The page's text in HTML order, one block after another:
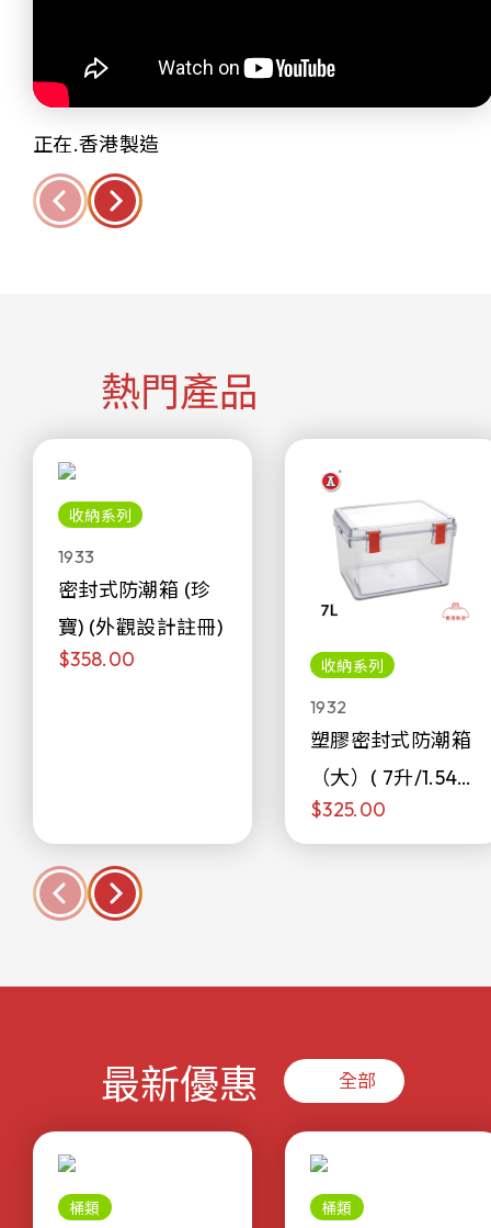
正在.香港製造
熱門產品
收納系列
1933
密封式防潮箱 (珍
寶) (外觀設計註冊)
$358.00
收納系列
1932
塑膠密封式防潮箱
（大）( 7升/1.54加
侖)
$325.00
最新優惠 全部
桶類 桶類